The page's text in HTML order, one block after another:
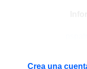
Crea una